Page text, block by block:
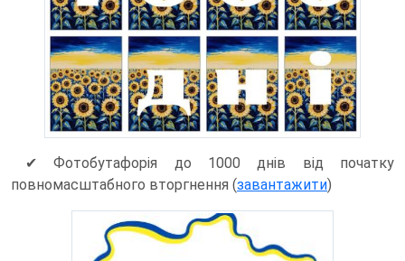
✔ Фотобутафорія до 1000 днів від початку
повномасштабного вторгнення (завантажити)